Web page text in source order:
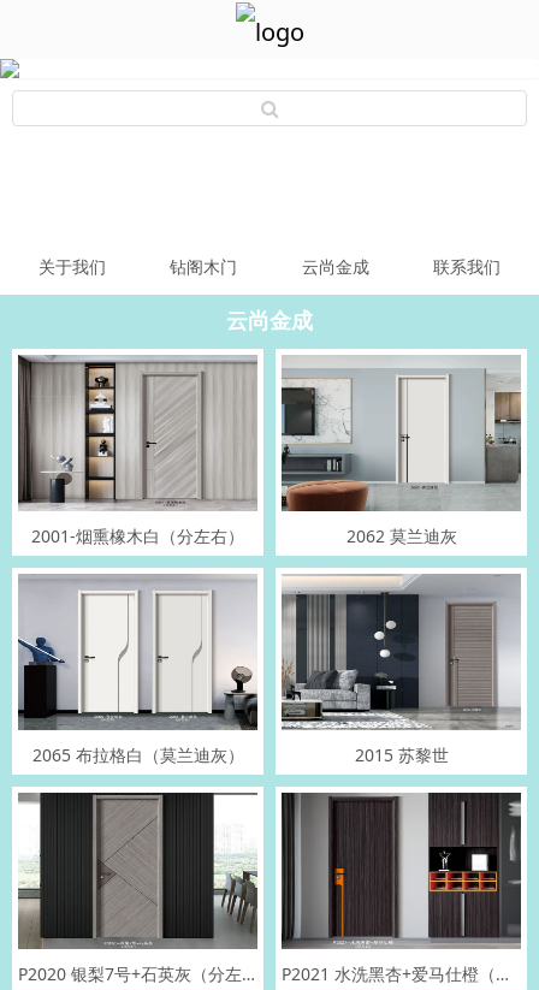
关于我们 钻阁木门 云尚金成 联系我们
云尚金成
2001-烟熏橡木白（分左右） 2062 莫兰迪灰
2065 布拉格白（莫兰迪灰） 2015 苏黎世
P2020 银梨7号+石英灰（分左右） P2021 水洗黑杏+爱马仕橙（分左右）